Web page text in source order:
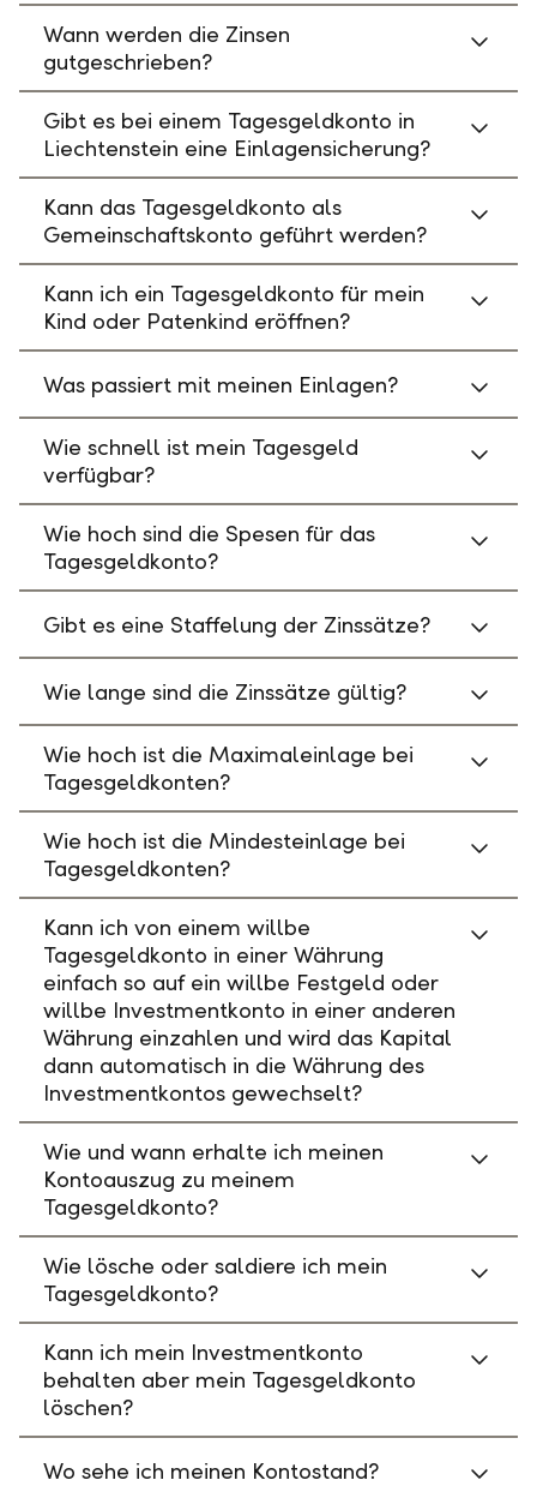
Wann werden die Zinsen
gutgeschrieben?
Gibt es bei einem Tagesgeldkonto in
Liechtenstein eine Einlagensicherung?
Kann das Tagesgeldkonto als
Gemeinschaftskonto geführt werden?
Kann ich ein Tagesgeldkonto für mein
Kind oder Patenkind eröffnen?
Was passiert mit meinen Einlagen?
Wie schnell ist mein Tagesgeld
verfügbar?
Wie hoch sind die Spesen für das
Tagesgeldkonto?
Gibt es eine Staffelung der Zinssätze?
Wie lange sind die Zinssätze gültig?
Wie hoch ist die Maximaleinlage bei
Tagesgeldkonten?
Wie hoch ist die Mindesteinlage bei
Tagesgeldkonten?
Kann ich von einem willbe
Tagesgeldkonto in einer Währung
einfach so auf ein willbe Festgeld oder
willbe Investmentkonto in einer anderen
Währung einzahlen und wird das Kapital
dann automatisch in die Währung des
Investmentkontos gewechselt?
Wie und wann erhalte ich meinen
Kontoauszug zu meinem
Tagesgeldkonto?
Wie lösche oder saldiere ich mein
Tagesgeldkonto?
Kann ich mein Investmentkonto
behalten aber mein Tagesgeldkonto
löschen?
Wo sehe ich meinen Kontostand?